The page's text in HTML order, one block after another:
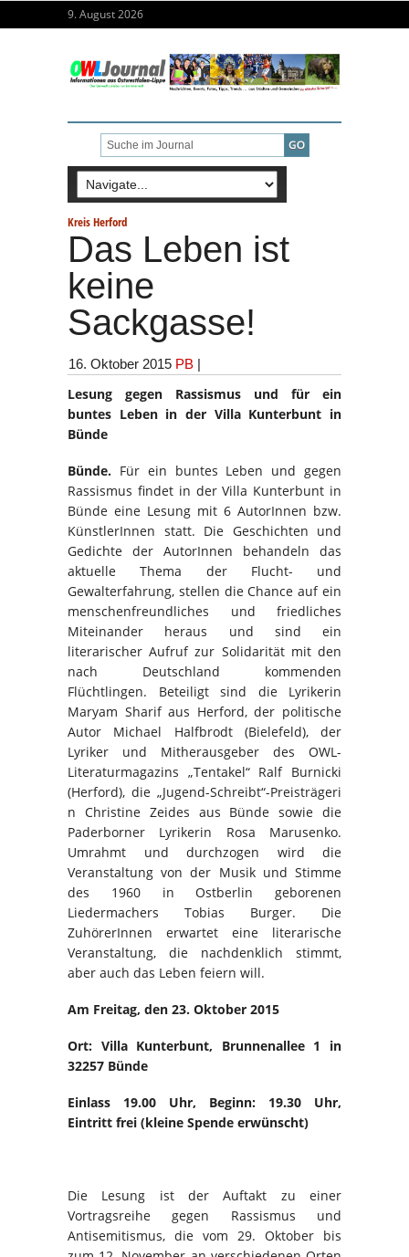
9. August 2026
Kreis Herford
Das Leben ist
keine
Sackgasse!
16. Oktober 2015 PB |
Lesung gegen Rassismus und für ein
buntes Leben in der Villa Kunterbunt in
Bünde
Bünde. Für ein buntes Leben und gegen
Rassismus findet in der Villa Kunterbunt in
Bünde eine Lesung mit 6 AutorInnen bzw.
KünstlerInnen statt. Die Geschichten und
Gedichte der AutorInnen behandeln das
aktuelle Thema der Flucht- und
Gewalterfahrung, stellen die Chance auf ein
menschenfreundliches und friedliches
Miteinander heraus und sind ein
literarischer Aufruf zur Solidarität mit den
nach Deutschland kommenden
Flüchtlingen. Beteiligt sind die Lyrikerin
Maryam Sharif aus Herford, der politische
Autor Michael Halfbrodt (Bielefeld), der
Lyriker und Mitherausgeber des OWL-
Literaturmagazins „Tentakel“ Ralf Burnicki
(Herford), die „Jugend-Schreibt“-Preisträgeri
n Christine Zeides aus Bünde sowie die
Paderborner Lyrikerin Rosa Marusenko.
Umrahmt und durchzogen wird die
Veranstaltung von der Musik und Stimme
des 1960 in Ostberlin geborenen
Liedermachers Tobias Burger. Die
ZuhörerInnen erwartet eine literarische
Veranstaltung, die nachdenklich stimmt,
aber auch das Leben feiern will.
Am Freitag, den 23. Oktober 2015
Ort: Villa Kunterbunt, Brunnenallee 1 in
32257 Bünde
Einlass 19.00 Uhr, Beginn: 19.30 Uhr,
Eintritt frei (kleine Spende erwünscht)
Die Lesung ist der Auftakt zu einer
Vortragsreihe gegen Rassismus und
Antisemitismus, die vom 29. Oktober bis